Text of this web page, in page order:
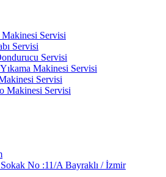
Makinesi Servisi
Servisi
Servisi
Makinesi Servisi
Servisi
Makinesi Servisi
No :11/A Bayraklı / İzmir